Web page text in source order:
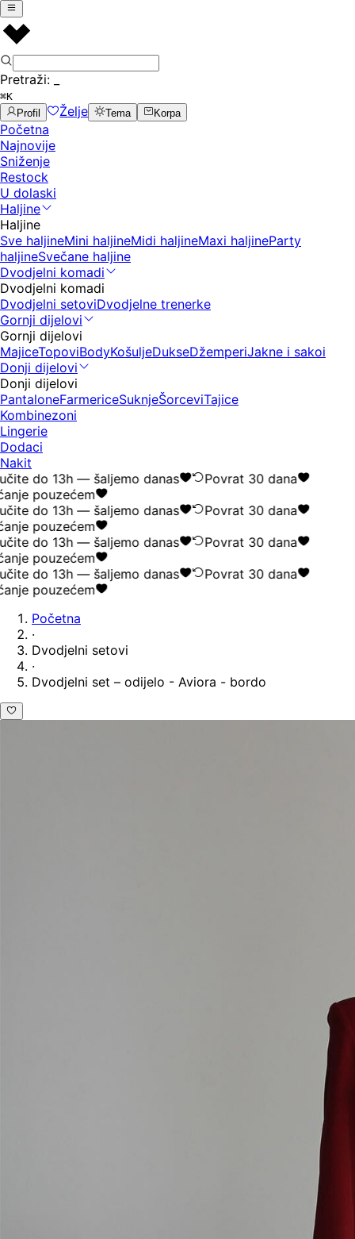
Pretraži:
⌘K
Profil
Želje Tema Korpa
Početna
Najnovije
Sniženje
Restock
U dolaski
Haljine
Haljine
Sve haljineMini haljineMidi haljineMaxi haljineParty
haljineSvečane haljine
Dvodjelni komadi
Dvodjelni komadi
Dvodjelni setoviDvodjelne trenerke
Gornji dijelovi
Gornji dijelovi
MajiceTopoviBodyKošuljeDukseDžemperiJakne i sakoi
Donji dijelovi
Donji dijelovi
PantaloneFarmericeSuknjeŠorceviTajice
Kombinezoni
Lingerie
Dodaci
Nakit
do 13h — šaljemo danas
Povrat 30 dana
pouzećem
do 13h — šaljemo danas
Povrat 30 dana
pouzećem
do 13h — šaljemo danas
Povrat 30 dana
pouzećem
do 13h — šaljemo danas
Povrat 30 dana
pouzećem
Početna
·
Dvodjelni setovi
·
Dvodjelni set – odijelo - Aviora - bordo